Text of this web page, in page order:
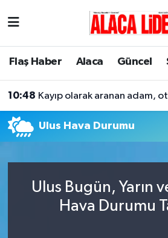
Flaş Haber Alaca Güncel
10:48 Kayıp olarak aranan adam,
Ulus Hava Durumu
Ulus Bugün, Yarın
Hava Durumu
Çorum Nöbetçi Eczaneler
Tüm Manşetler